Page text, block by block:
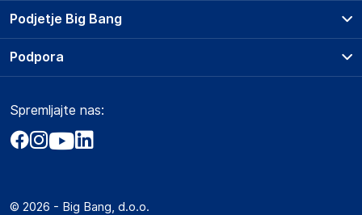
Podjetje Big Bang
O podjetju
Obvestila za javnost
Akt o digitalnih storitvah
Marketplace za partnerje
Prodajna mesta
Storitve
Dostava, vnos in odvoz
Zavarovanje izdelkov
Podpora
Marketplace
Kako oddati naročilo?
Spremljajte nas:
© 2026 - Big Bang, d.o.o.